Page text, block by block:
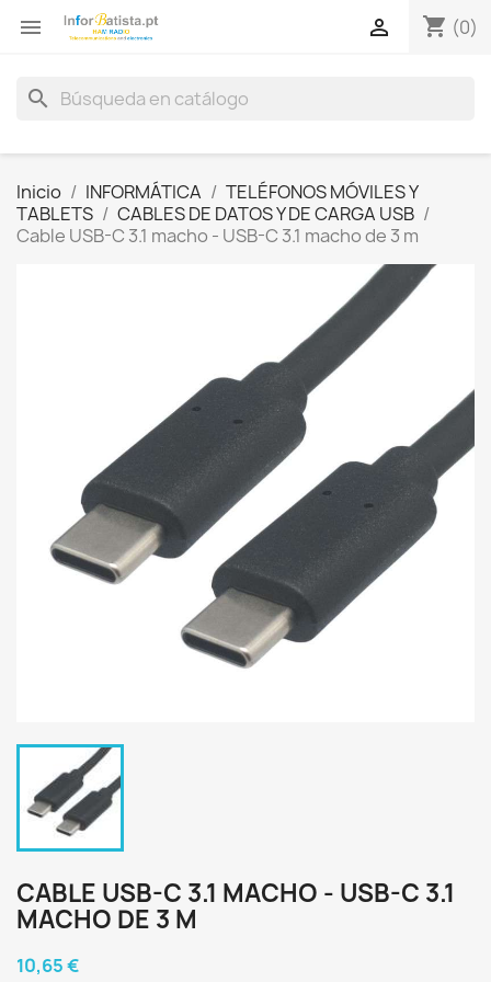
 shopping_cart (0)

search
Inicio INFORMÁTICA
TELÉFONOS MÓVILES Y
TABLETS
CABLES DE DATOS Y DE CARGA USB
Cable USB-C 3.1 macho - USB-C 3.1 macho de 3 m
CABLE USB-C 3.1 MACHO - USB-C 3.1
MACHO DE 3 M
10,65 €